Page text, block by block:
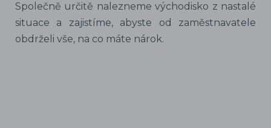
Společně určitě nalezneme východisko z nastalé
situace a zajistíme, abyste od zaměstnavatele
obdrželi vše, na co máte nárok.